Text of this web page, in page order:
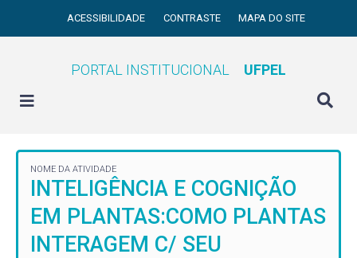
ACESSIBILIDADE CONTRASTE MAPA DO SITE
PORTAL INSTITUCIONAL UFPEL
NOME DA ATIVIDADE
INTELIGÊNCIA E COGNIÇÃO
EM PLANTAS:COMO PLANTAS
INTERAGEM C/ SEU